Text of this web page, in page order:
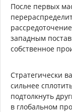
После первых
западным
собственное
Стратегически
сильнее
подтолкнуть
в глобальном